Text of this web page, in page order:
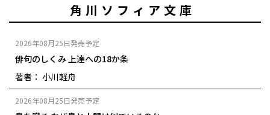
角川ソフィア文庫
2026年08月25日発売予定
俳句のしくみ 上達への18か条
著者： 小川軽舟
2026年08月25日発売予定